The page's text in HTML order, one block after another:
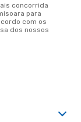
para
com os
dos nossos